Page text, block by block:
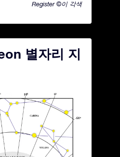
Register ©이 각색
별자리 지